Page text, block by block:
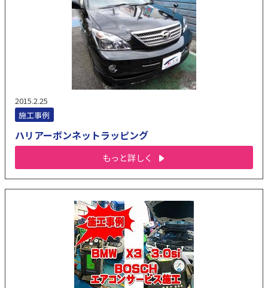
2015.2.25
施工事例
ハリアーボンネットラッピング
もっと詳しく